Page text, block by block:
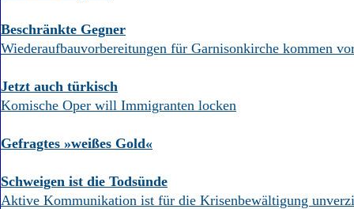
Beschränkte Gegner
Wiederaufbauvorbereitungen für Garnisonkirche kommen
Jetzt auch türkisch
Komische Oper will Immigranten locken
Gefragtes »weißes Gold«
Schweigen ist die Todsünde
Aktive Kommunikation ist für die Krisenbewältigung